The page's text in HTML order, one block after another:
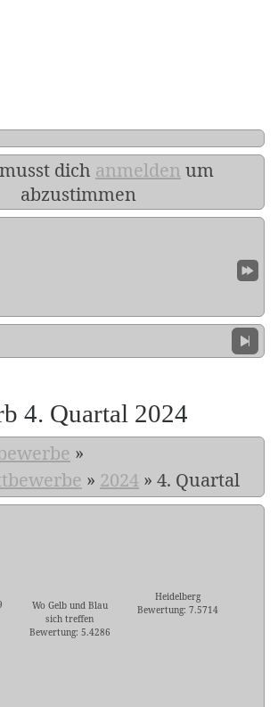
dich anmelden um
abzustimmen
4. Quartal 2024
»
» 2024 » 4. Quartal
Wo Gelb und Blau
sich treffen
Bewertung: 5.4286
Heidelberg
Bewertung: 7.5714